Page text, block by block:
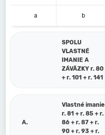
a b
SPOLU
VLASTNÉ
IMANIE A
ZÁVÄZKY r. 80
+ r. 101 + r. 141
A.
Vlastné imanie
r. 81 + r. 85 + r.
86 + r. 87 + r.
90 + r. 93 + r.